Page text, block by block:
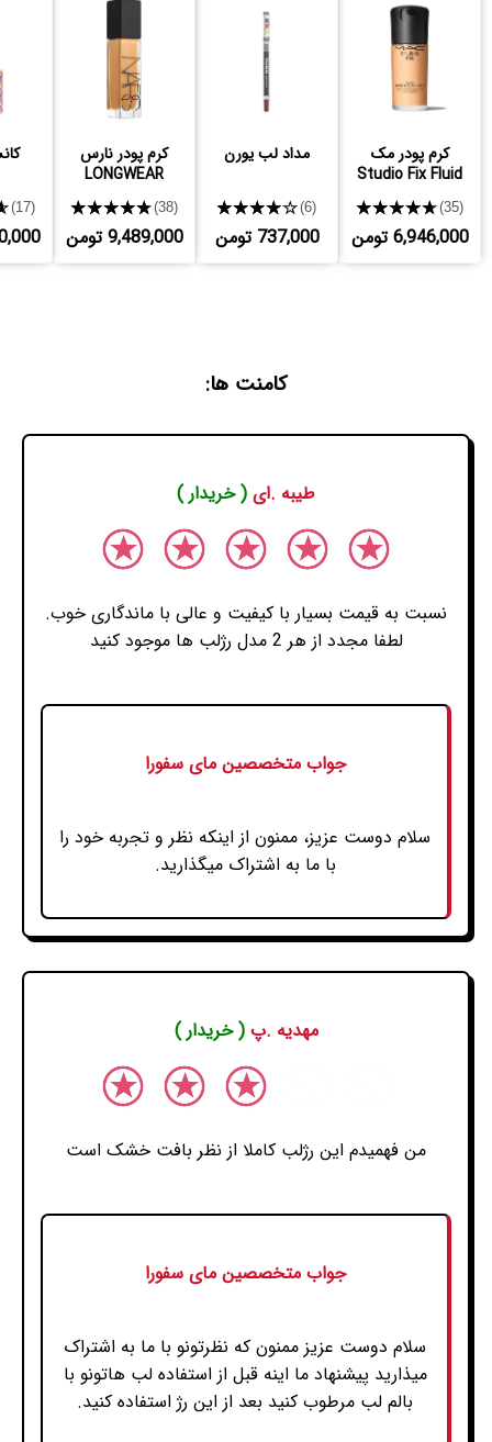
کرم پودر مک
Studio Fix Fluid
★★★★★(35)
6,946,000 تومن
مداد لب یورن
★★★★★(6)
737,000 تومن
کرم پودر نارس
LONGWEAR
★★★★★(38)
9,489,000 تومن
(17)
کامنت ها:
طیبه .ای ( خریدار )
نسبت به قیمت بسیار با کیفیت و عالی با ماندگاری خوب.
لطفا مجدد از هر 2 مدل رژلب ها موجود کنید
جواب متخصصین مای سفورا
سلام دوست عزیز، ممنون از اینکه نظر و تجربه خود را
با ما به اشتراک میگذارید.
مهدیه .پ( خریدار )
من فهمیدم این رژلب کاملا از نظر بافت خشک است
جواب متخصصین مای سفورا
سلام دوست عزیز ممنون که نظرتونو با ما به اشتراک
میذارید پیشنهاد ما اینه قبل از استفاده لب هاتونو با
بالم لب مرطوب کنید بعد از این رژ استفاده کنید.